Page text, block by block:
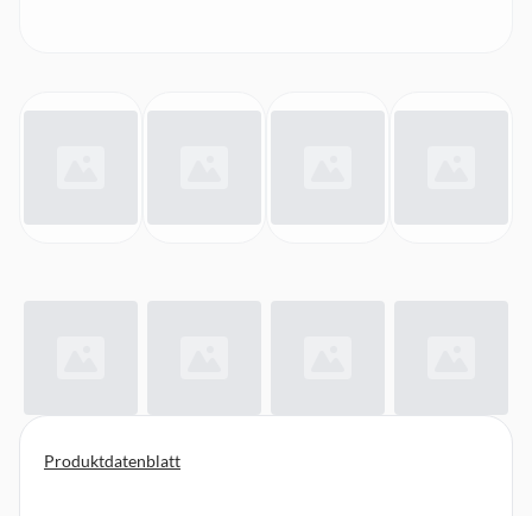
Produktdatenblatt